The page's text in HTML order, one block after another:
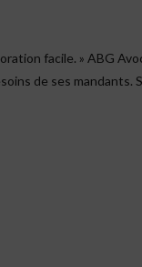
facile. » ABG
de ses mandants.